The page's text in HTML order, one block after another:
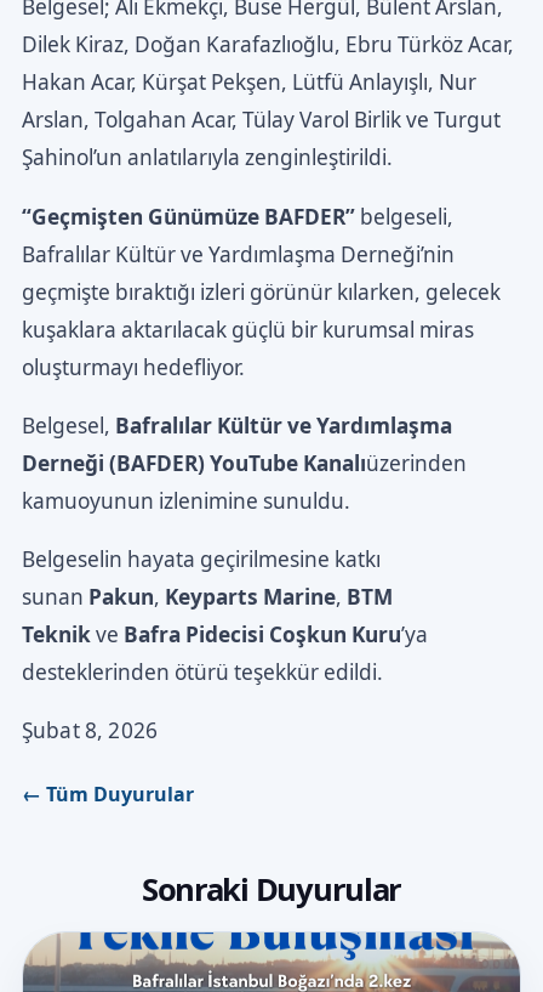
Belgesel; Ali Ekmekçi, Buse Hergül, Bülent Arslan,
Dilek Kiraz, Doğan Karafazlıoğlu, Ebru Türköz Acar,
Hakan Acar, Kürşat Pekşen, Lütfü Anlayışlı, Nur
Arslan, Tolgahan Acar, Tülay Varol Birlik ve Turgut
Şahinol’un anlatılarıyla zenginleştirildi.
“Geçmişten Günümüze BAFDER”belgeseli,
Bafralılar Kültür ve Yardımlaşma Derneği’nin
geçmişte bıraktığı izleri görünür kılarken, gelecek
kuşaklara aktarılacak güçlü bir kurumsal miras
oluşturmayı hedefliyor.
Belgesel, Bafralılar Kültür ve Yardımlaşma
Derneği (BAFDER) YouTube Kanalıüzerinden
kamuoyunun izlenimine sunuldu.
Belgeselin hayata geçirilmesine katkı
sunan Pakun, Keyparts Marine, BTM
Teknikve Bafra Pidecisi Coşkun Kuru’ya
desteklerinden ötürü teşekkür edildi.
Şubat 8, 2026
← Tüm Duyurular
Sonraki Duyurular